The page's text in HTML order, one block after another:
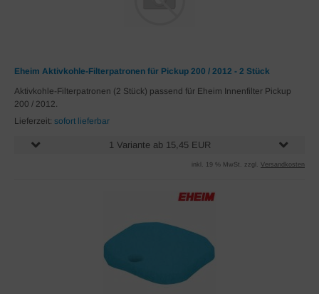
Eheim Aktivkohle-Filterpatronen für Pickup 200 / 2012 - 2 Stück
Aktivkohle-Filterpatronen (2 Stück) passend für Eheim Innenfilter Pickup
200 / 2012.
Lieferzeit: sofort lieferbar
1 Variante ab 15,45 EUR
inkl. 19 % MwSt. zzgl. Versandkosten